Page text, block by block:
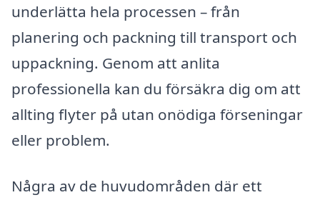
underlätta hela processen – från
planering och packning till transport och
uppackning. Genom att anlita
professionella kan du försäkra dig om att
allting flyter på utan onödiga förseningar
eller problem.
Några av de huvudområden där ett